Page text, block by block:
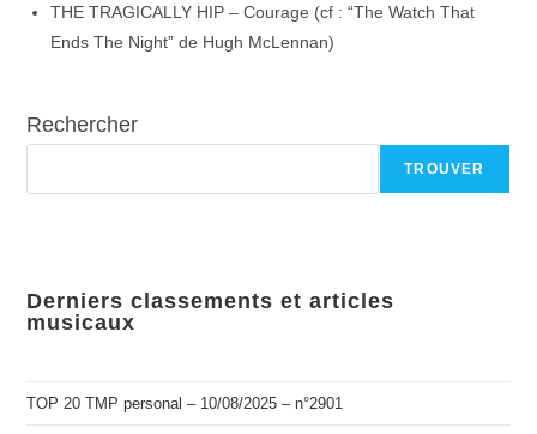
THE TRAGICALLY HIP – Courage (cf : “The Watch That
Ends The Night” de Hugh McLennan)
Rechercher
TROUVER
Derniers classements et articles
musicaux
TOP 20 TMP personal – 10/08/2025 – n°2901